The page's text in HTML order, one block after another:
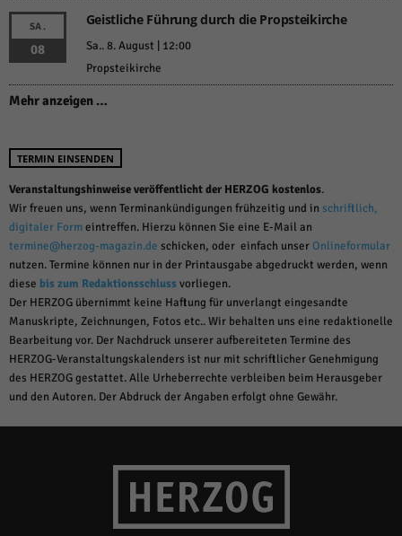
SA.
08
Geistliche Führung durch die Propsteikirche
Sa.. 8. August | 12:00
Propsteikirche
Mehr anzeigen …
TERMIN EINSENDEN
Veranstaltungshinweise veröffentlicht der HERZOG kostenlos.
Wir freuen uns, wenn Terminankündigungen frühzeitig und in schriftlich,
digitaler Formeintreffen. Hierzu können Sie eine E-Mail an
termine@herzog-magazin.de schicken, oder einfach unserOnlineformular
nutzen. Termine können nur in der Printausgabe abgedruckt werden, wenn
diese bis zum Redaktionsschlussvorliegen.
Der HERZOG übernimmt keine Haftung für unverlangt eingesandte
Manuskripte, Zeichnungen, Fotos etc.. Wir behalten uns eine redaktionelle
Bearbeitung vor. Der Nachdruck unserer aufbereiteten Termine des
HERZOG-Veranstaltungskalenders ist nur mit schriftlicher Genehmigung
des HERZOG gestattet. Alle Urheberrechte verbleiben beim Herausgeber
und den Autoren. Der Abdruck der Angaben erfolgt ohne Gewähr.